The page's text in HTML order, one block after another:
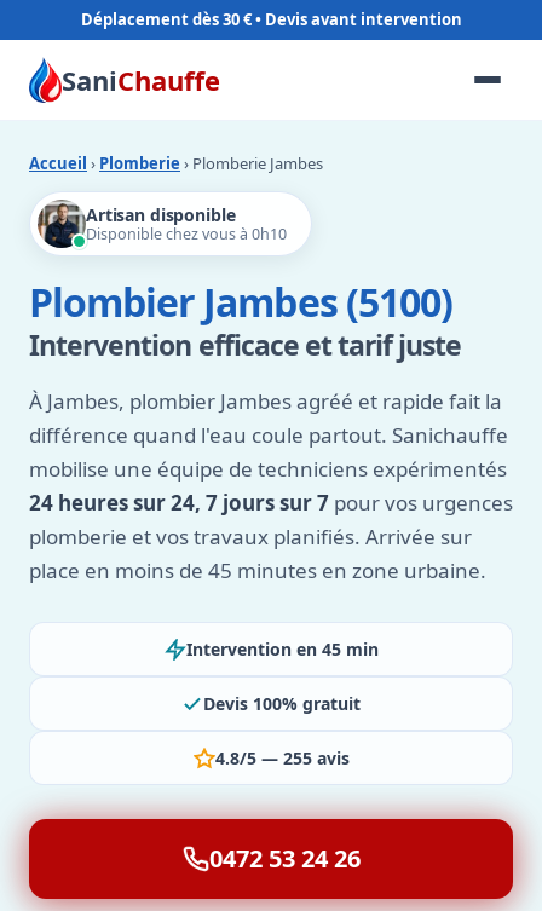
Déplacement dès 30 €
SaniChauffe
Accueil › Plomberie › Plomberie Jambes
Artisan disponible
Disponible chez vous à 0h10
Plombier Jambes (5100)
Intervention efficace et tarif juste
À Jambes, plombier Jambes agréé et rapide fait la
différence quand l'eau coule partout. Sanichauffe
mobilise une équipe de techniciens expérimentés
24 heures sur 24, 7 jours sur 7 pour vos urgences
plomberie et vos travaux planifiés. Arrivée sur
place en moins de 45 minutes en zone urbaine.
Intervention en 45 min
Devis 100% gratuit
4.8/5 — 255 avis
0472 53 24 26